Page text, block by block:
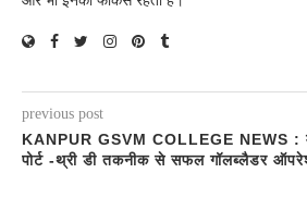
previous post
KANPUR GSVM COLLEGE NEWS :
पोर्ट -थ्री डी तकनीक से सफल गॉलब्लैडर